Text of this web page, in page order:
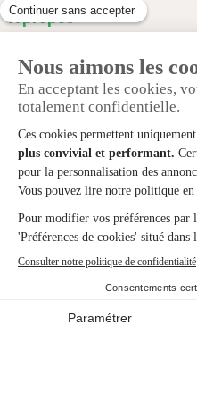
À propos
Informations pratiques
Nous contacter
© 2024 animaux-
Politique de
Conditions